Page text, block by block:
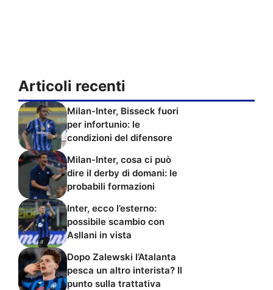
Articoli recenti
Milan-Inter, Bisseck fuori
per infortunio: le
condizioni del difensore
Milan-Inter, cosa ci può
dire il derby di domani: le
probabili formazioni
Inter, ecco l’esterno:
possibile scambio con
Asllani in vista
Dopo Zalewski l’Atalanta
pesca un altro interista? Il
punto sulla trattativa